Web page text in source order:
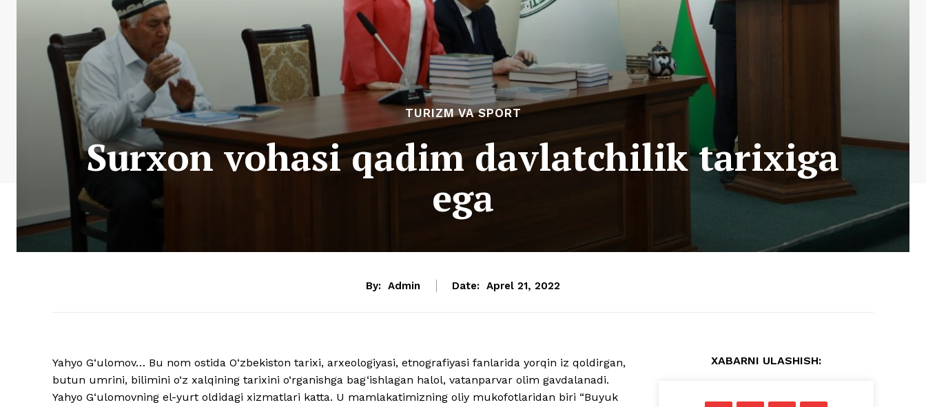
TURIZM VA SPORT
Surxon vohasi qadim davlatchilik tarixiga
ega
By: Admin Date: Aprel 21, 2022
Yahyo G‘ulomov… Bu nom ostida O‘zbekiston tarixi, arxeologiyasi, etnografiyasi fanlarida yorqin iz qoldirgan,
butun umrini, bilimini o‘z xalqining tarixini o‘rganishga bag‘ishlagan halol, vatanparvar olim gavdalanadi.
Yahyo G‘ulomovning el-yurt oldidagi xizmatlari katta. U mamlakatimizning oliy mukofotlaridan biri “Buyuk
XABARNI ULASHISH: